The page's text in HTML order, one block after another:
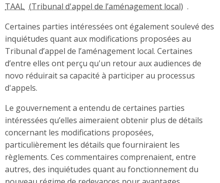
TAAL
.
Certaines parties intéressées ont également soulevé des
inquiétudes quant aux modifications proposées au
Tribunal d’appel de l’aménagement local. Certaines
d’entre elles ont perçu qu'un retour aux audiences de
novo réduirait sa capacité à participer au processus
d'appels.
Le gouvernement a entendu de certaines parties
intéressées qu’elles aimeraient obtenir plus de détails
concernant les modifications proposées,
particulièrement les détails que fourniraient les
règlements. Ces commentaires comprenaient, entre
autres, des inquiétudes quant au fonctionnement du